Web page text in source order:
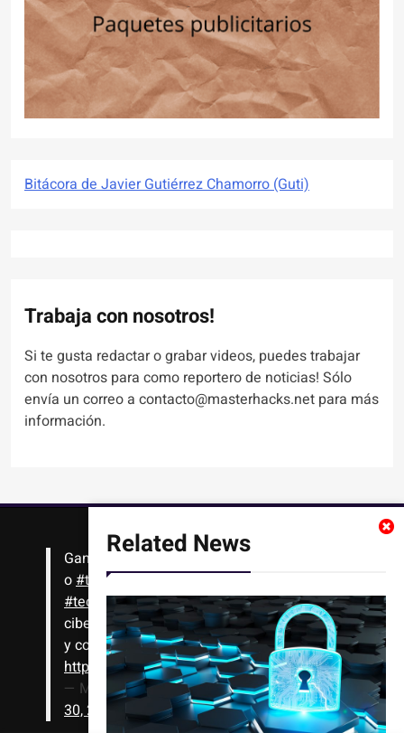
Related News
Bitácora de Javier Gutiérrez Chamorro (Guti)
Trabaja con nosotros!
Si te gusta redactar o grabar videos, puedes trabajar
con nosotros para como reportero de noticias! Sólo
envía un correo a contacto@masterhacks.net para más
información.
Gana #Bitcoin solo con leer artículos, noticias
o#tutoriales
#tecnología,#criptomonedas, seguridad
cibernética y más!! Sólo tienes que registrarte
y comenzar a navegar
https://t.co/1KjkllJEit
— Masterhacks (@Masterhacks_net)August
30, 2020